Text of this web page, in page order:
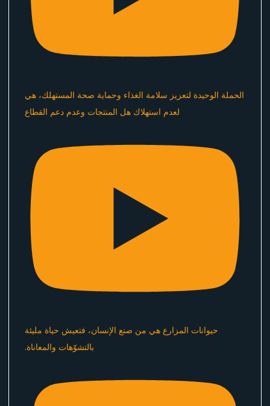
الحملة الوحيدة لتعزيز سلامة الغذاء وحماية صحة المستهلك، هي
لعدم استهلاك هل المنتجات وعدم دعم القطاع